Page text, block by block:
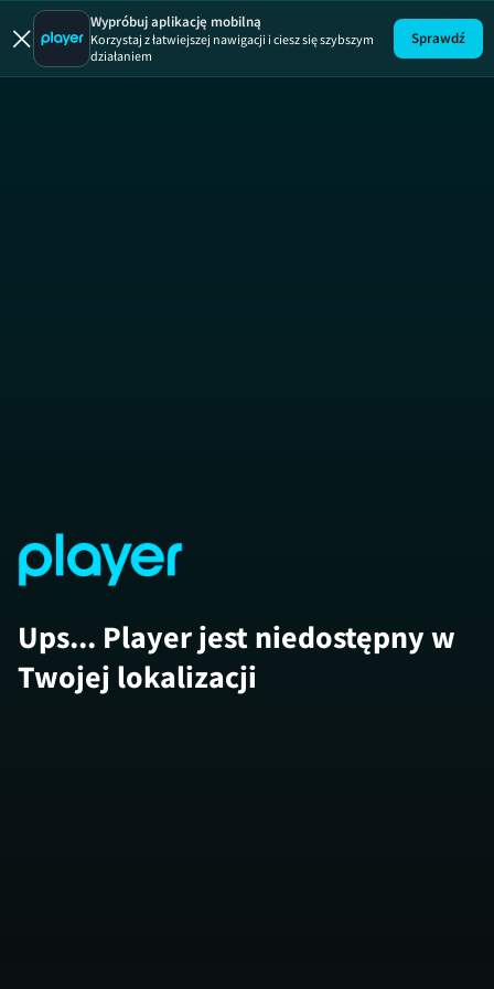
Wypróbuj aplikację mobilną
Korzystaj z łatwiejszej nawigacji i ciesz się szybszym
działaniem
Sprawdź
Ups... Player jest niedostępny w
Twojej lokalizacji